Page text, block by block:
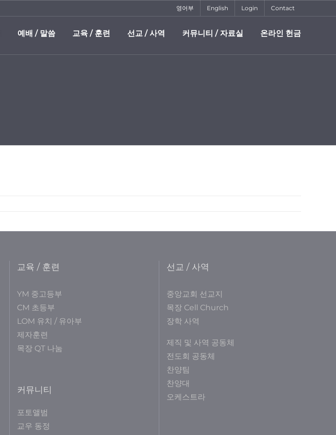
영어부 English Login Contact
예배 / 말씀 교육 / 훈련 선교 / 사역 커뮤니티 / 자료실 온라인 헌금
교육 / 훈련
YM 중고등부
CM 초등부
LOM 유치 / 유아부
제자훈련
목장 QT 나눔
커뮤니티
포토앨범
교우 동정
선교 / 사역
중앙교회 선교지
목장 Cell Church
장학 사역
제직 및 사역 공동체
전도회 공동체
찬양팀
찬양대
오케스트라